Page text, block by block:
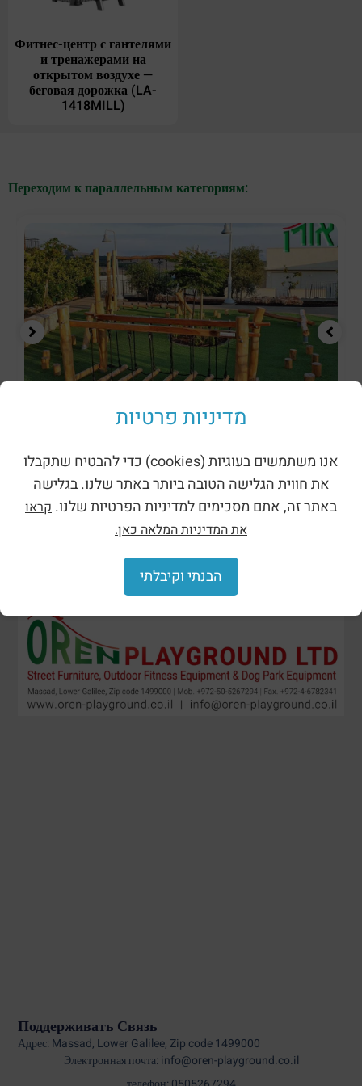
Фитнес-центр с гантелями
и тренажерами на
открытом воздухе —
беговая дорожка (LA-
1418MILL)
Переходим к параллельным категориям:
מתקני נינג’ה רוביניה
Поддерживать Связь
Адрес: Massad, Lower Galilee, Zip code 1499000
Электронная почта: info@oren-playground.co.il
מדיניות פרטיות
אנו משתמשים בעוגיות (cookies) כדי להבטיח שתקבלו
את חווית הגלישה הטובה ביותר באתר שלנו. בגלישה
באתר זה, אתם מסכימים למדיניות הפרטיות שלנו. קראו
את המדיניות המלאה כאן.
הבנתי וקיבלתי